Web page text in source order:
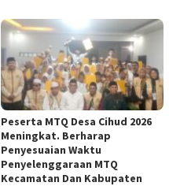
Peserta MTQ Desa Cihud 2026
Meningkat. Berharap
Penyesuaian Waktu
Penyelenggaraan MTQ
Kecamatan Dan Kabupaten ‎